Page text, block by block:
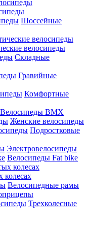
Шоссейные
велосипеды
Складные
Гравийные
Комфортные
Велосипеды BMX
Женские велосипеды
Подростковые
Электровелосипеды
Велосипеды Fat bike
колесах
Велосипедные рамы
Трехколесные